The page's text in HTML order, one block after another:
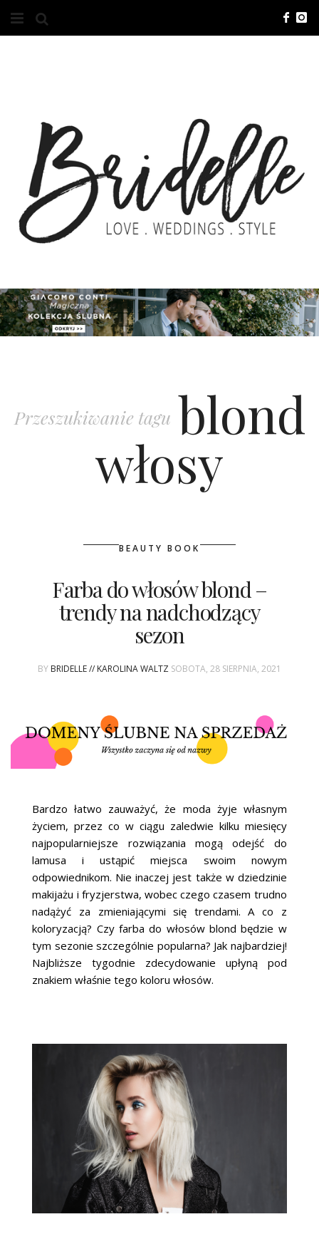
O NAS
KONTAKT
REKLAMA
ADVERTISING
ZGŁOSZENIA
Przeszukiwanie tagu blond
włosy
BEAUTY BOOK
Farba do włosów blond –
trendy na nadchodzący
sezon
BY BRIDELLE // KAROLINA WALTZ SOBOTA, 28 SIERPNIA, 2021
Bardzo łatwo zauważyć, że moda żyje własnym
życiem, przez co w ciągu zaledwie kilku miesięcy
najpopularniejsze rozwiązania mogą odejść do
lamusa i ustąpić miejsca swoim nowym
odpowiednikom. Nie inaczej jest także w dziedzinie
makijażu i fryzjerstwa, wobec czego czasem trudno
nadążyć za zmieniającymi się trendami. A co z
koloryzacją? Czy farba do włosów blond będzie w
tym sezonie szczególnie popularna? Jak najbardziej!
Najbliższe tygodnie zdecydowanie upłyną pod
znakiem właśnie tego koloru włosów.